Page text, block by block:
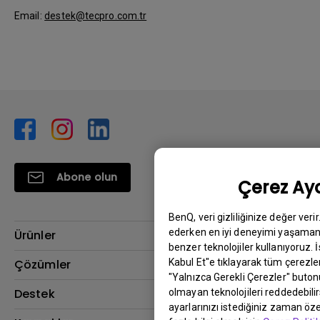
Çerez
BenQ, veri gizliliğinize değer
ederken en iyi deneyimi
benzer teknolojiler kullanıyoruz.
Kabul Et"e tıklayarak tüm
"Yalnızca Gerekli Çerezler"
olmayan teknolojileri
ayarlarınızı istediğiniz zaman
Email: destek@tecpro.com.tr
Abone olun
Ürünler
Projektör
Çözümler
BenQ AQCOLOR Elçisi
Destek